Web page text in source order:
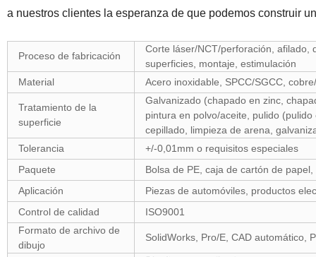
a nuestros clientes la esperanza de que podemos construir
Proceso de fabricación
Corte láser/NCT/perforación, afilado,
superficies, montaje, estimulación
Material
Acero inoxidable, SPCC/SGCC,
Tratamiento de la
superficie
Galvanizado (chapado en zinc,
pintura en polvo/aceite, pulido
cepillado, limpieza de arena,
Tolerancia
+/-0,01mm o requisitos especiales
Paquete
Bolsa de PE, caja de cartón de
Aplicación
Piezas de automóviles, productos
Control de calidad
ISO9001
Formato de archivo de
dibujo
SolidWorks, Pro/E, CAD automático,